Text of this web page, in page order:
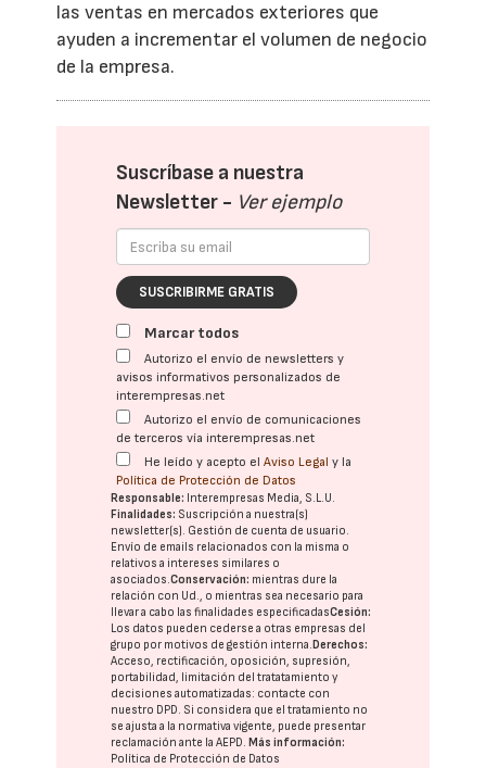
las ventas en mercados exteriores que
ayuden a incrementar el volumen de negocio
de la empresa.
Suscríbase a nuestra
Newsletter - Ver ejemplo
SUSCRIBIRME GRATIS
Marcar todos
Autorizo el envío de newsletters y
avisos informativos personalizados de
interempresas.net
Autorizo el envío de comunicaciones
de terceros vía interempresas.net
He leído y acepto elAviso Legal y la
Política de Protección de Datos
Responsable: Interempresas Media, S.L.U.
Finalidades: Suscripción a nuestra(s)
newsletter(s). Gestión de cuenta de usuario.
Envío de emails relacionados con la misma o
relativos a intereses similares o
asociados.Conservación: mientras dure la
relación con Ud., o mientras sea necesario para
llevar a cabo las finalidades especificadasCesión:
Los datos pueden cederse a otras empresas del
grupo por motivos de gestión interna. Derechos:
Acceso, rectificación, oposición, supresión,
portabilidad, limitación del tratatamiento y
decisiones automatizadas: contacte con
nuestro DPD. Si considera que el tratamiento no
se ajusta a la normativa vigente, puede presentar
reclamación ante laAEPD. Más información:
Política de Protección de Datos